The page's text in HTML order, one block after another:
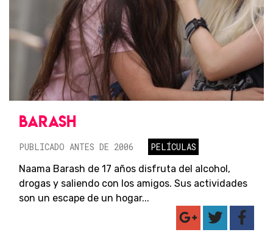
BARASH
PUBLICADO ANTES DE 2006
PELÍCULAS
Naama Barash de 17 años disfruta del alcohol,
drogas y saliendo con los amigos. Sus actividades
son un escape de un hogar...